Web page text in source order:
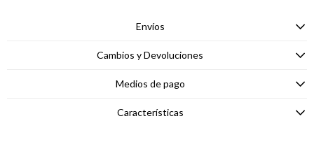
Envíos
Cambios y Devoluciones
Medios de pago
Características